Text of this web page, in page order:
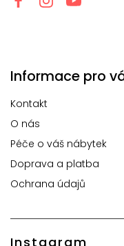
Informace pro
Kontakt
O nás
Péče o váš nábytek
Doprava a platba
Ochrana údajů
Instagram